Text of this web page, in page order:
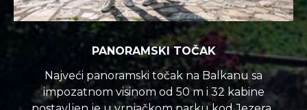
PANORAMSKI TOČAK
Najveći panoramski točak na Balkanu sa
impozatnom visinom od 50 m i 32 kabine